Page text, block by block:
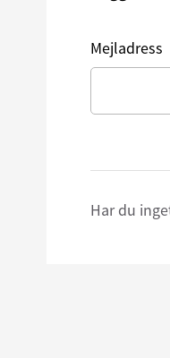
Mejladress
Har du